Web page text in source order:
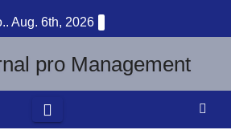
Aug. 6th, 2026